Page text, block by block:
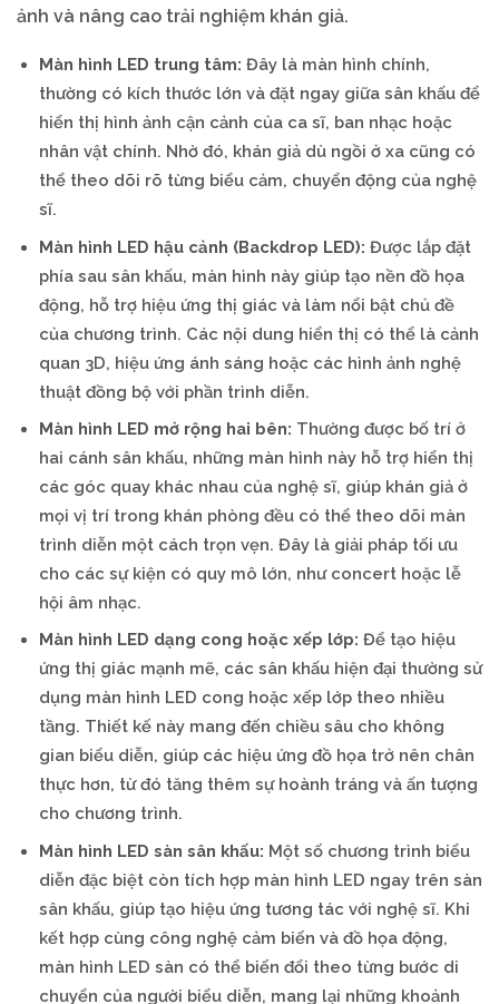
ảnh và nâng cao trải nghiệm khán giả.
Màn hình LED trung tâm: Đây là màn hình chính,
thường có kích thước lớn và đặt ngay giữa sân khấu để
hiển thị hình ảnh cận cảnh của ca sĩ, ban nhạc hoặc
nhân vật chính. Nhờ đó, khán giả dù ngồi ở xa cũng có
thể theo dõi rõ từng biểu cảm, chuyển động của nghệ
sĩ.
Màn hình LED hậu cảnh (Backdrop LED): Được lắp đặt
phía sau sân khấu, màn hình này giúp tạo nền đồ họa
động, hỗ trợ hiệu ứng thị giác và làm nổi bật chủ đề
của chương trình. Các nội dung hiển thị có thể là cảnh
quan 3D, hiệu ứng ánh sáng hoặc các hình ảnh nghệ
thuật đồng bộ với phần trình diễn.
Màn hình LED mở rộng hai bên: Thường được bố trí ở
hai cánh sân khấu, những màn hình này hỗ trợ hiển thị
các góc quay khác nhau của nghệ sĩ, giúp khán giả ở
mọi vị trí trong khán phòng đều có thể theo dõi màn
trình diễn một cách trọn vẹn. Đây là giải pháp tối ưu
cho các sự kiện có quy mô lớn, như concert hoặc lễ
hội âm nhạc.
Màn hình LED dạng cong hoặc xếp lớp: Để tạo hiệu
ứng thị giác mạnh mẽ, các sân khấu hiện đại thường sử
dụng màn hình LED cong hoặc xếp lớp theo nhiều
tầng. Thiết kế này mang đến chiều sâu cho không
gian biểu diễn, giúp các hiệu ứng đồ họa trở nên chân
thực hơn, từ đó tăng thêm sự hoành tráng và ấn tượng
cho chương trình.
Màn hình LED sàn sân khấu: Một số chương trình biểu
diễn đặc biệt còn tích hợp màn hình LED ngay trên sàn
sân khấu, giúp tạo hiệu ứng tương tác với nghệ sĩ. Khi
kết hợp cùng công nghệ cảm biến và đồ họa động,
màn hình LED sàn có thể biến đổi theo từng bước di
chuyển của người biểu diễn, mang lại những khoảnh